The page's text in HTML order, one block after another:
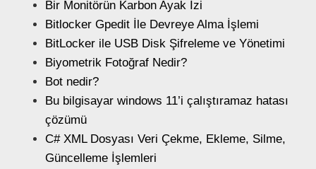
Bir Monitörün Karbon Ayak İzi
Bitlocker Gpedit İle Devreye Alma İşlemi
BitLocker ile USB Disk Şifreleme ve Yönetimi
Biyometrik Fotoğraf Nedir?
Bot nedir?
Bu bilgisayar windows 11’i çalıştıramaz hatası
çözümü
C# XML Dosyası Veri Çekme, Ekleme, Silme,
Güncelleme İşlemleri